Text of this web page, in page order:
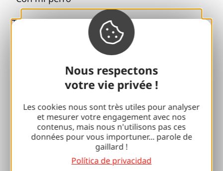
Nous respectons
votre vie privée !
Les cookies nous sont très utiles pour analyser
et mesurer votre engagement avec nos
contenus, mais nous n'utilisons pas ces
données pour vous importuner... parole de
gaillard !
Política de privacidad
Todas las ideas de vacaciones
Espacio Pro
100% Club Gaillard
Brive 100% Evento